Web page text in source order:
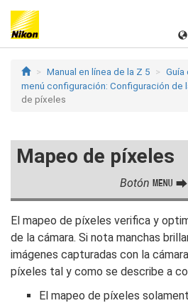
Manual en línea de la Z 5 Guía
menú configuración: Configuración de
de píxeles
Mapeo de píxeles
Botón G U
El mapeo de píxeles verifica y
de la cámara. Si nota manchas
imágenes capturadas con la
píxeles tal y como se describe a
El mapeo de píxeles